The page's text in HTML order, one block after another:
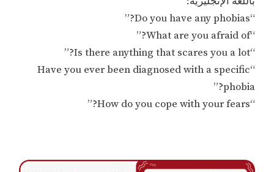
“Do you have any phobias?”
“What are you afraid of?”
“Is there anything that scares you a lot?”
“Have you ever been diagnosed with a specific
phobia?”
“How do you cope with your fears?”